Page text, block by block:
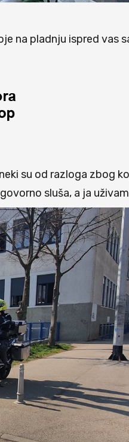
na pladnju ispred vas
su od razloga zbog
sluša, a ja